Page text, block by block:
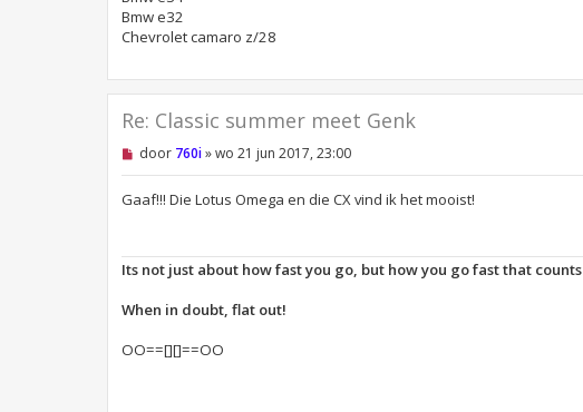
r
i
c
Bmw e32
Chevrolet camaro z/28
Re: Classic summer meet Genk
O
e
e
n
e
c
door 760i»wo 21 jun 2017, 23:00
Gaaf!!! Die Lotus Omega en die CX vind ik het mooist!
Its not just about how fast you go, but how you go fast that counts
When in doubt, flat out!
OO==[][]==OO